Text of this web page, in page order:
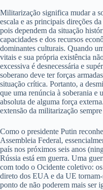
Militarização significa mudar a
escala e as principais direções
pois dependem da situação
capacidades e dos recursos
dominantes culturais. Quando
vitais e sua própria existência
excessiva é desnecessária e
soberano deve ter forças
situação crítica. Portanto, a
que uma renúncia à soberania e
absoluta de alguma força
extensão da militarização
Como o presidente Putin
Assembleia Federal,
país nos próximos seis anos
Rússia está em guerra. Uma
com todo o Ocidente coletivo:
direto dos EUA e da UE tornam-
ponto de não poderem mais ser